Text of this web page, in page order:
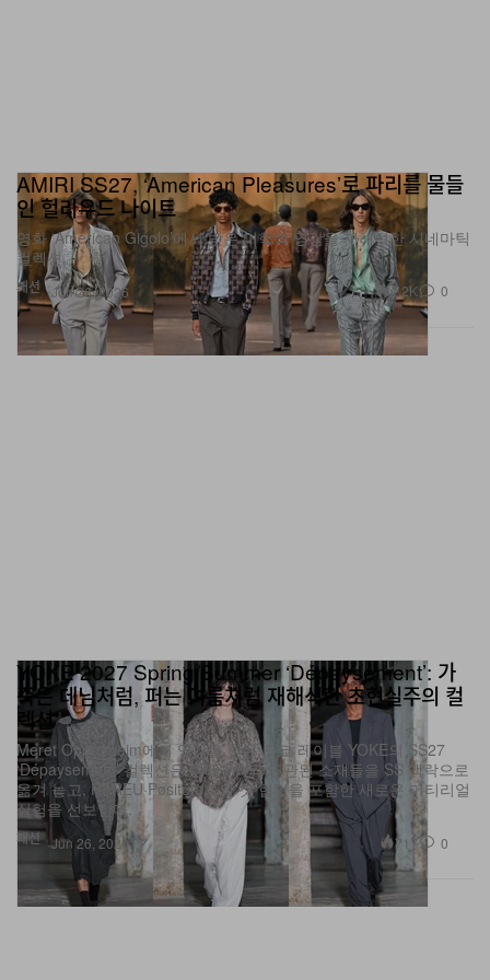
패션
AMIRI SS27, ‘American Pleasures’로 파리를 물들
인 헐리우드 나이트
영화 ‘American Gigolo’에서 받은 미학적 영감을 재해석한 시네마틱
컬렉션.
Jun 26, 2026 1.2K 0
패션
YOKE 2027 Spring/Summer ‘Dépaysement’: 가
죽은 데님처럼, 퍼는 여름처럼 재해석한 초현실주의 컬
렉션
Meret Oppenheim에서 영감을 받은 도쿄 레이블 YOKE의 SS27
‘Dépaysement’ 컬렉션은 원래 FW와 연관된 소재들을 SS 맥락으로
옮겨 놓고, HEREU·Pøsitum과의 첫 협업을 포함한 새로운 머티리얼
실험을 선보인다.
Jun 26, 2026 717 0